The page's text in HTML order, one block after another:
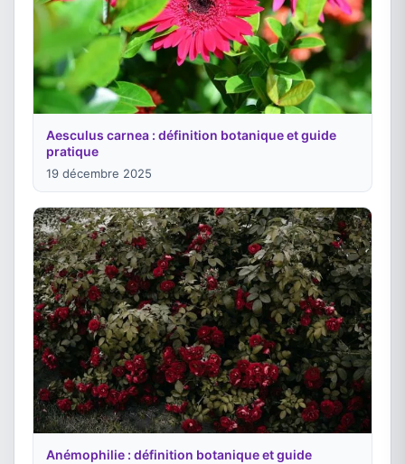
Aesculus carnea : définition botanique et guide
pratique
19 décembre 2025
Anémophilie : définition botanique et guide